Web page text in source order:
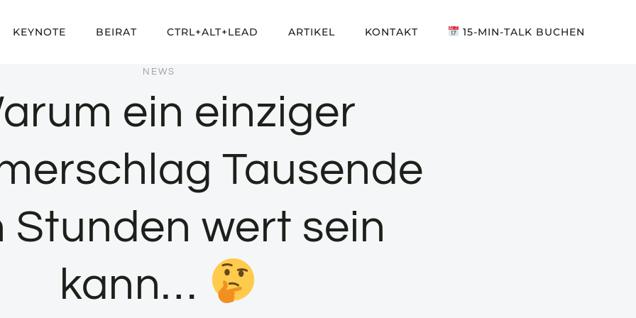
KEYNOTE BEIRAT CTRL+ALT+LEAD ARTIKEL KONTAKT 15-MIN-TALK BUCHEN
NEWS
ein einziger
Tausende
Stunden wert sein
kann…